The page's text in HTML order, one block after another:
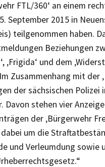
FTL/360‘ an einem
September 2015 in
teilgenommen haben.
Beziehungen
‚Frigida‘ und dem
Zusammenhang mit der
der sächsischen
Davon stehen vier
der ‚Bürgerwehr
um die
und Verleumdung sowie